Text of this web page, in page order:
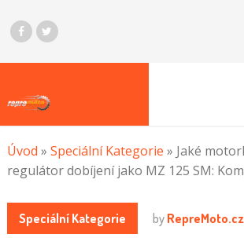
Úvod » Speciální Kategorie » Jaké
regulátor dobíjení jako MZ 125 SM:
Speciální Kategorie by RepreMoto.cz